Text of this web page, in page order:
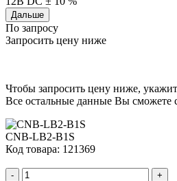
Дальше
По запросу
Запросить цену ниже
Чтобы запросить цену ниже,
Все остальные данные Вы сможете
CNB-LB2-B1S
Код товара: 121369
- +